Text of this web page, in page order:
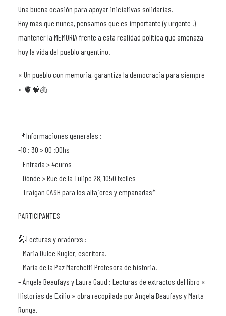
Una buena ocasión para apoyar iniciativas solidarias.
Hoy más que nunca, pensamos que es importante (y urgente !)
mantener la MEMORIA frente a esta realidad política que amenaza
hoy la vida del pueblo argentino.
« Un pueblo con memoria, garantiza la democracia para siempre
» 🫀🧠🫁
📌Informaciones generales :
-18 : 30 > 00 :00hs
– Entrada > 4euros
– Dónde > Rue de la Tulipe 28, 1050 Ixelles
– Traigan CASH para los alfajores y empanadas*
PARTICIPANTES
🎤Lecturas y oradorxs :
– Maria Dulce Kugler, escritora.
– María de la Paz Marchetti Profesora de historia.
– Ángela Beaufays y Laura Gaud : Lecturas de extractos del libro «
Historias de Exilio » obra recopilada por Angela Beaufays y Marta
Ronga.